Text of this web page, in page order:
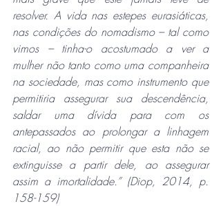
resolver. A vida nas estepes eurasiáticas,
nas condições do nomadismo – tal como
vimos – tinha-o acostumado a ver a
mulher não tanto como uma companheira
na sociedade, mas como instrumento que
permitiria assegurar sua descendência,
saldar uma dívida para com os
antepassados ao prolongar a linhagem
racial, ao não permitir que esta não se
extinguisse a partir dele, ao assegurar
assim a imortalidade.” (Diop, 2014, p.
158-159)